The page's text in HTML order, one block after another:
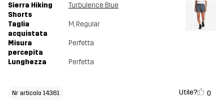
Sierra Hiking
Shorts
Turbulence Blue
Taglia
acquistata
M, Regular
Misura
percepita
Perfetta
Lunghezza Perfetta
Nr articolo 14361 Utile? 0